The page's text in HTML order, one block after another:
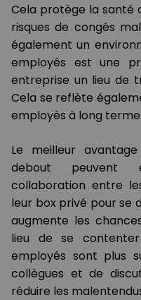
Cela protège la santé
risques de congés
également un
employés est une
entreprise un lieu de
Cela se reflète
employés à long terme.
Le meilleur
debout peuvent
collaboration entre
leur box privé pour se
augmente les
lieu de se
employés sont plus
collègues et de
réduire les